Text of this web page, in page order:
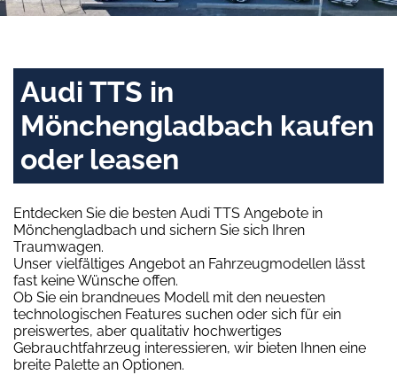
Audi TTS in
Mönchengladbach kaufen
oder leasen
Entdecken Sie die besten Audi TTS Angebote in
Mönchengladbach und sichern Sie sich Ihren
Traumwagen.
Unser vielfältiges Angebot an Fahrzeugmodellen lässt
fast keine Wünsche offen.
Ob Sie ein brandneues Modell mit den neuesten
technologischen Features suchen oder sich für ein
preiswertes, aber qualitativ hochwertiges
Gebrauchtfahrzeug interessieren, wir bieten Ihnen eine
breite Palette an Optionen.